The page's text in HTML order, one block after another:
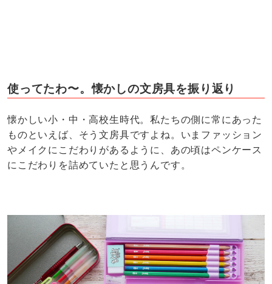
使ってたわ〜。懐かしの文房具を振り返り
懐かしい小・中・高校生時代。私たちの側に常にあった
ものといえば、そう文房具ですよね。いまファッション
やメイクにこだわりがあるように、あの頃はペンケース
にこだわりを詰めていたと思うんです。